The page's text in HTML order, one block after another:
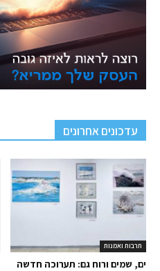
עדכונים אחרונים
תרבות ואמנות
ים, שמים ורוח גם: תערוכה חדשה